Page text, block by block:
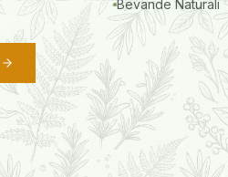
Bevande Naturali